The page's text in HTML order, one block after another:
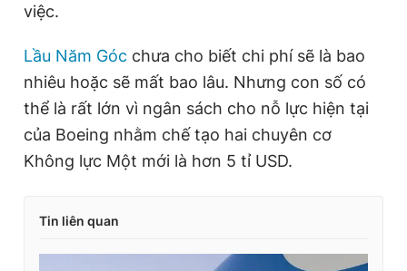
việc.
Lầu Năm Góc chưa cho biết chi phí sẽ là bao
nhiêu hoặc sẽ mất bao lâu. Nhưng con số có
thể là rất lớn vì ngân sách cho nỗ lực hiện tại
của Boeing nhằm chế tạo hai chuyên cơ
Không lực Một mới là hơn 5 tỉ USD.
Tin liên quan